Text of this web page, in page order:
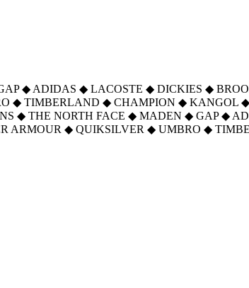
◆ ADIDAS ◆ LACOSTE ◆ DICKIES ◆
◆ TIMBERLAND ◆ CHAMPION ◆ KANGOL ◆
◆ THE NORTH FACE ◆ MADEN ◆ GAP ◆
ARMOUR ◆ QUIKSILVER ◆ UMBRO ◆